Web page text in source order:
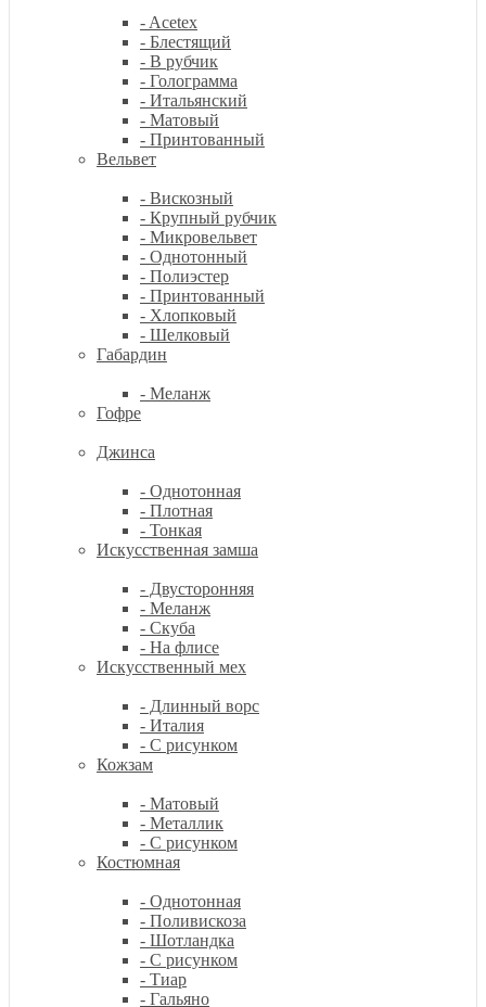
- Acetex
- Блестящий
- В рубчик
- Голограмма
- Итальянский
- Матовый
- Принтованный
Вельвет
- Вискозный
- Крупный рубчик
- Микровельвет
- Однотонный
- Полиэстер
- Принтованный
- Хлопковый
- Шелковый
Габардин
- Меланж
Гофре
Джинса
- Однотонная
- Плотная
- Тонкая
Искусственная замша
- Двусторонняя
- Меланж
- Скуба
- На флисе
Искусственный мех
- Длинный ворс
- Италия
- С рисунком
Кожзам
- Матовый
- Металлик
- С рисунком
Костюмная
- Однотонная
- Поливискоза
- Шотландка
- С рисунком
- Тиар
- Гальяно